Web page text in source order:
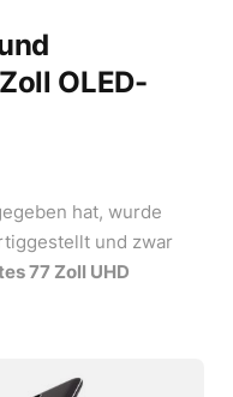
OLED-
hat, wurde
und zwar
77 Zoll UHD